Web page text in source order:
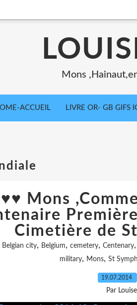
Mons
ACCUEIL LIVRE OR- GB GIFS
Mons
Cimetière de
Belgian city, Belgium, cemetery, Centenary,
military, Mons, St
19.07.2014
Par